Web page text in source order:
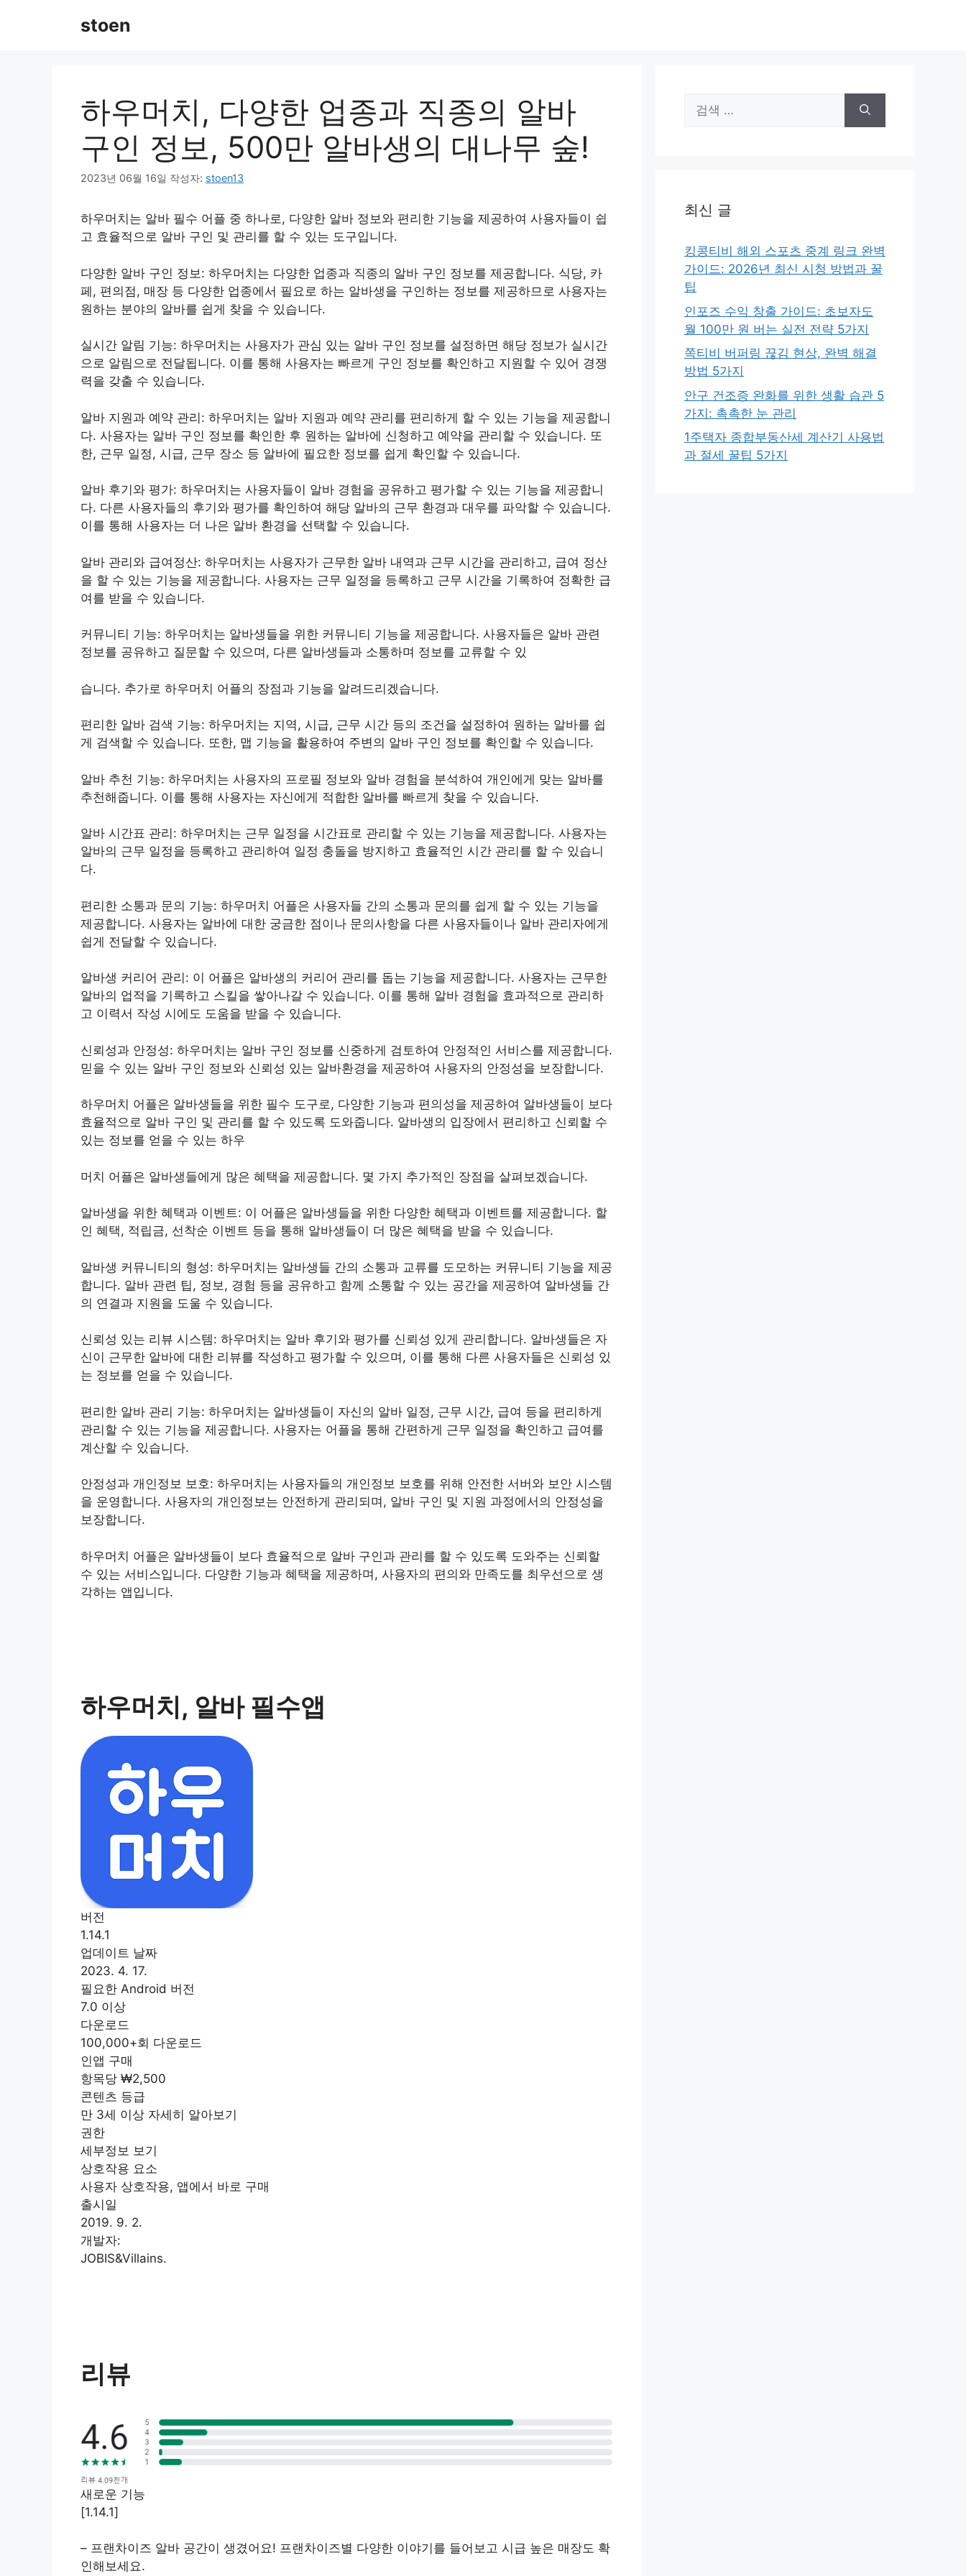
stoen
하우머치, 다양한 업종과 직종의 알바
구인 정보, 500만 알바생의 대나무 숲!
2023년 06월 16일 작성자: stoen13
하우머치는 알바 필수 어플 중 하나로, 다양한 알바 정보와 편리한 기능을 제공하여 사용자들이 쉽
고 효율적으로 알바 구인 및 관리를 할 수 있는 도구입니다.
다양한 알바 구인 정보: 하우머치는 다양한 업종과 직종의 알바 구인 정보를 제공합니다. 식당, 카
페, 편의점, 매장 등 다양한 업종에서 필요로 하는 알바생을 구인하는 정보를 제공하므로 사용자는
원하는 분야의 알바를 쉽게 찾을 수 있습니다.
실시간 알림 기능: 하우머치는 사용자가 관심 있는 알바 구인 정보를 설정하면 해당 정보가 실시간
으로 알림으로 전달됩니다. 이를 통해 사용자는 빠르게 구인 정보를 확인하고 지원할 수 있어 경쟁
력을 갖출 수 있습니다.
알바 지원과 예약 관리: 하우머치는 알바 지원과 예약 관리를 편리하게 할 수 있는 기능을 제공합니
다. 사용자는 알바 구인 정보를 확인한 후 원하는 알바에 신청하고 예약을 관리할 수 있습니다. 또
한, 근무 일정, 시급, 근무 장소 등 알바에 필요한 정보를 쉽게 확인할 수 있습니다.
알바 후기와 평가: 하우머치는 사용자들이 알바 경험을 공유하고 평가할 수 있는 기능을 제공합니
다. 다른 사용자들의 후기와 평가를 확인하여 해당 알바의 근무 환경과 대우를 파악할 수 있습니다.
이를 통해 사용자는 더 나은 알바 환경을 선택할 수 있습니다.
알바 관리와 급여정산: 하우머치는 사용자가 근무한 알바 내역과 근무 시간을 관리하고, 급여 정산
을 할 수 있는 기능을 제공합니다. 사용자는 근무 일정을 등록하고 근무 시간을 기록하여 정확한 급
여를 받을 수 있습니다.
커뮤니티 기능: 하우머치는 알바생들을 위한 커뮤니티 기능을 제공합니다. 사용자들은 알바 관련
정보를 공유하고 질문할 수 있으며, 다른 알바생들과 소통하며 정보를 교류할 수 있
습니다. 추가로 하우머치 어플의 장점과 기능을 알려드리겠습니다.
편리한 알바 검색 기능: 하우머치는 지역, 시급, 근무 시간 등의 조건을 설정하여 원하는 알바를 쉽
게 검색할 수 있습니다. 또한, 맵 기능을 활용하여 주변의 알바 구인 정보를 확인할 수 있습니다.
알바 추천 기능: 하우머치는 사용자의 프로필 정보와 알바 경험을 분석하여 개인에게 맞는 알바를
추천해줍니다. 이를 통해 사용자는 자신에게 적합한 알바를 빠르게 찾을 수 있습니다.
알바 시간표 관리: 하우머치는 근무 일정을 시간표로 관리할 수 있는 기능을 제공합니다. 사용자는
알바의 근무 일정을 등록하고 관리하여 일정 충돌을 방지하고 효율적인 시간 관리를 할 수 있습니
다.
편리한 소통과 문의 기능: 하우머치 어플은 사용자들 간의 소통과 문의를 쉽게 할 수 있는 기능을
제공합니다. 사용자는 알바에 대한 궁금한 점이나 문의사항을 다른 사용자들이나 알바 관리자에게
쉽게 전달할 수 있습니다.
알바생 커리어 관리: 이 어플은 알바생의 커리어 관리를 돕는 기능을 제공합니다. 사용자는 근무한
알바의 업적을 기록하고 스킬을 쌓아나갈 수 있습니다. 이를 통해 알바 경험을 효과적으로 관리하
고 이력서 작성 시에도 도움을 받을 수 있습니다.
신뢰성과 안정성: 하우머치는 알바 구인 정보를 신중하게 검토하여 안정적인 서비스를 제공합니다.
믿을 수 있는 알바 구인 정보와 신뢰성 있는 알바환경을 제공하여 사용자의 안정성을 보장합니다.
하우머치 어플은 알바생들을 위한 필수 도구로, 다양한 기능과 편의성을 제공하여 알바생들이 보다
효율적으로 알바 구인 및 관리를 할 수 있도록 도와줍니다. 알바생의 입장에서 편리하고 신뢰할 수
있는 정보를 얻을 수 있는 하우
머치 어플은 알바생들에게 많은 혜택을 제공합니다. 몇 가지 추가적인 장점을 살펴보겠습니다.
알바생을 위한 혜택과 이벤트: 이 어플은 알바생들을 위한 다양한 혜택과 이벤트를 제공합니다. 할
인 혜택, 적립금, 선착순 이벤트 등을 통해 알바생들이 더 많은 혜택을 받을 수 있습니다.
알바생 커뮤니티의 형성: 하우머치는 알바생들 간의 소통과 교류를 도모하는 커뮤니티 기능을 제공
합니다. 알바 관련 팁, 정보, 경험 등을 공유하고 함께 소통할 수 있는 공간을 제공하여 알바생들 간
의 연결과 지원을 도울 수 있습니다.
신뢰성 있는 리뷰 시스템: 하우머치는 알바 후기와 평가를 신뢰성 있게 관리합니다. 알바생들은 자
신이 근무한 알바에 대한 리뷰를 작성하고 평가할 수 있으며, 이를 통해 다른 사용자들은 신뢰성 있
는 정보를 얻을 수 있습니다.
편리한 알바 관리 기능: 하우머치는 알바생들이 자신의 알바 일정, 근무 시간, 급여 등을 편리하게
관리할 수 있는 기능을 제공합니다. 사용자는 어플을 통해 간편하게 근무 일정을 확인하고 급여를
계산할 수 있습니다.
안정성과 개인정보 보호: 하우머치는 사용자들의 개인정보 보호를 위해 안전한 서버와 보안 시스템
을 운영합니다. 사용자의 개인정보는 안전하게 관리되며, 알바 구인 및 지원 과정에서의 안정성을
보장합니다.
하우머치 어플은 알바생들이 보다 효율적으로 알바 구인과 관리를 할 수 있도록 도와주는 신뢰할
수 있는 서비스입니다. 다양한 기능과 혜택을 제공하며, 사용자의 편의와 만족도를 최우선으로 생
각하는 앱입니다.
하우머치, 알바 필수앱
버전
1.14.1
업데이트 날짜
2023. 4. 17.
필요한 Android 버전
7.0 이상
다운로드
100,000+회 다운로드
인앱 구매
항목당 ₩2,500
콘텐츠 등급
만 3세 이상 자세히 알아보기
권한
세부정보 보기
상호작용 요소
사용자 상호작용, 앱에서 바로 구매
출시일
2019. 9. 2.
개발자:
JOBIS&Villains.
리뷰
새로운 기능
[1.14.1]
– 프랜차이즈 알바 공간이 생겼어요! 프랜차이즈별 다양한 이야기를 들어보고 시급 높은 매장도 확
인해보세요.
색:
최신 글
킹콩티비 해외 스포츠 중계 링크 완벽
가이드: 2026년 최신 시청 방법과 꿀
팁
인포즈 수익 창출 가이드: 초보자도
월 100만 원 버는 실전 전략 5가지
쪽티비 버퍼링 끊김 현상, 완벽 해결
방법 5가지
안구 건조증 완화를 위한 생활 습관 5
가지: 촉촉한 눈 관리
1주택자 종합부동산세 계산기 사용법
과 절세 꿀팁 5가지